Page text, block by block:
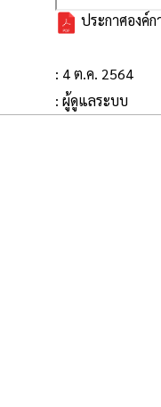
ประกาศองค์
: 4 ต.ค. 2564
: ผู้ดูแลระบบ